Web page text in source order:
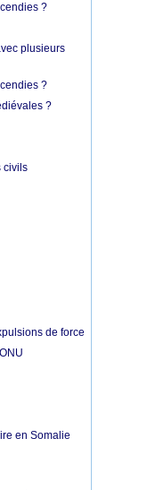
?
plusieurs
?
?
civils
de force
en Somalie